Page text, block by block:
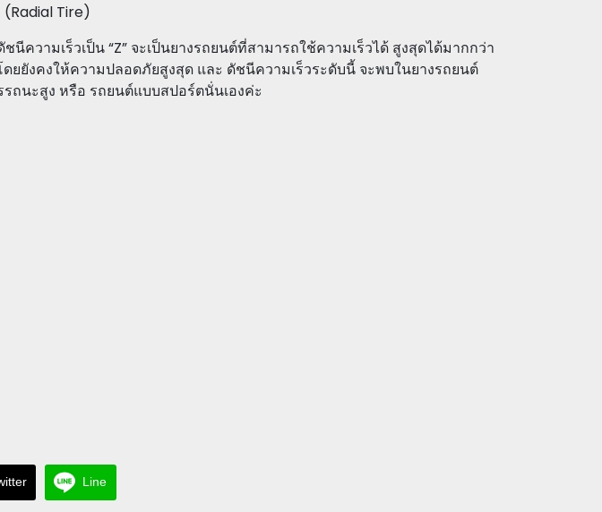
(Radial Tire)
ความเร็วเป็น “Z” จะเป็นยางรถยนต์ที่สามารถใช้ความเร็วได้ สูงสุดได้มากกว่า
ยยังคงให้ความปลอดภัยสูงสุด และ ดัชนีความเร็วระดับนี้ จะพบในยางรถยนต์
ถนะสูง หรือ รถยนต์แบบสปอร์ตนั่นเองค่ะ
Line